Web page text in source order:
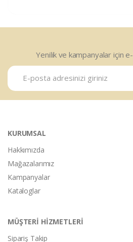
Yenilik ve kampanyalar için
KURUMSAL
Hakkımızda
Mağazalarımız
Kampanyalar
Kataloglar
MÜŞTERİ HİZMETLERİ
Sipariş Takip